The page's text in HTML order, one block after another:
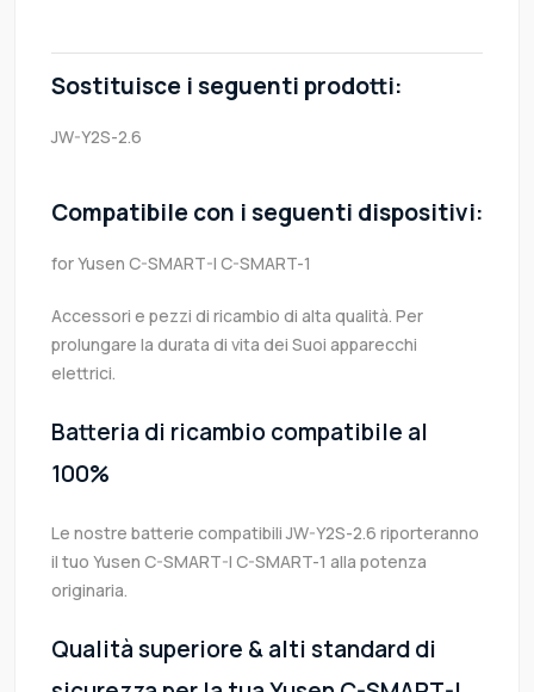
Sostituisce i seguenti prodotti:
JW-Y2S-2.6
Compatibile con i seguenti dispositivi:
for Yusen C-SMART-I C-SMART-1
Accessori e pezzi di ricambio di alta qualità. Per
prolungare la durata di vita dei Suoi apparecchi
elettrici.
Batteria di ricambio compatibile al
100%
Le nostre batterie compatibili JW-Y2S-2.6 riporteranno
il tuo Yusen C-SMART-I C-SMART-1 alla potenza
originaria.
Qualità superiore & alti standard di